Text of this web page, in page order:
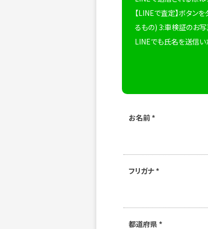
【LINEで査定】ボタン
るもの) 3:車検証のお写
LINEでも氏名を送信い
お名前 *
フリガナ *
都道府県 *